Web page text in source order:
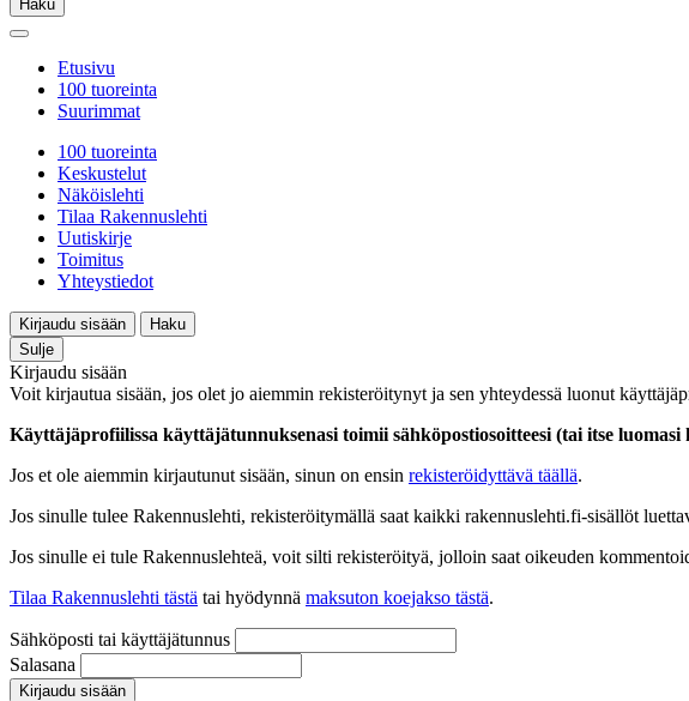
Haku
Etusivu
100 tuoreinta
Suurimmat
100 tuoreinta
Keskustelut
Näköislehti
Tilaa Rakennuslehti
Uutiskirje
Toimitus
Yhteystiedot
Kirjaudu sisään
Haku
Sulje
Kirjaudu sisään
Voit kirjautua sisään, jos olet jo aiemmin rekisteröitynyt ja sen yhteydessä luonut
Käyttäjäprofiilissa käyttäjätunnuksenasi toimii sähköpostiosoitteesi (tai itse luomasi
Jos et ole aiemmin kirjautunut sisään, sinun on ensin rekisteröidyttävä täällä.
Jos sinulle tulee Rakennuslehti, rekisteröitymällä saat kaikki rakennuslehti.fi-sisällöt
Jos sinulle ei tule Rakennuslehteä, voit silti rekisteröityä, jolloin saat oikeuden
Tilaa Rakennuslehti tästä tai hyödynnä maksuton koejakso tästä.
Sähköposti tai käyttäjätunnus
Salasana
Kirjaudu sisään